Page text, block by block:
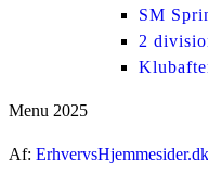
SM
2
Menu 2025
Af: ErhvervsHjemmesider.dk